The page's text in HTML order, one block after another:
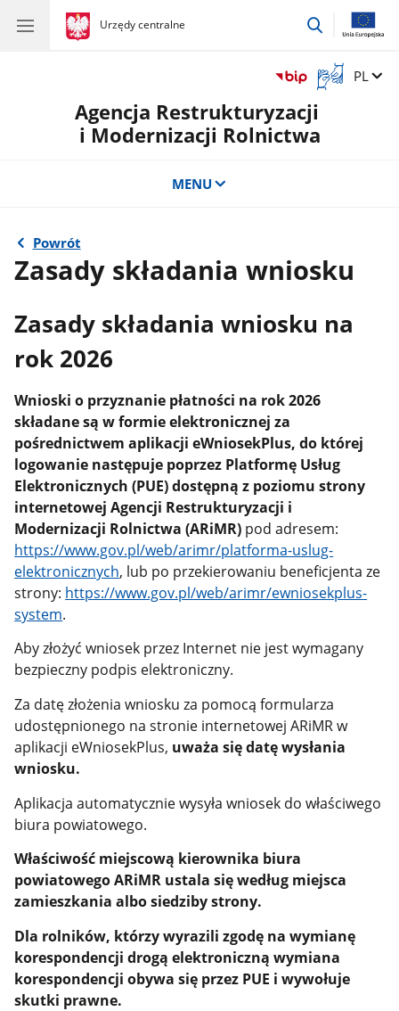
gov.pl
Urzędy centralne
gov.pl
Urzędy
przejdź
Otwórz
okno
z
tłumaczem
Zmień
PL
Agencja Restrukturyzacji
i Modernizacji Rolnictwa
MENU
Powrót
Zasady składania wniosku
Zasady składania wniosku na
rok 2026
Wnioski o przyznanie płatności na rok 2026
składane są w formie elektronicznej za
pośrednictwem aplikacji eWniosekPlus, do której
logowanie następuje poprzez Platformę Usług
Elektronicznych (PUE) dostępną z poziomu strony
internetowej Agencji Restrukturyzacji i
Modernizacji Rolnictwa (ARiMR) pod adresem:
https://www.gov.pl/web/arimr/platforma-uslug-
elektronicznych, lub po przekierowaniu beneficjenta ze
strony: https://www.gov.pl/web/arimr/ewniosekplus-
system.
Aby złożyć wniosek przez Internet nie jest wymagany
bezpieczny podpis elektroniczny.
Za datę złożenia wniosku za pomocą formularza
udostępnionego na stronie internetowej ARiMR w
aplikacji eWniosekPlus, uważa się datę wysłania
wniosku.
Aplikacja automatycznie wysyła wniosek do właściwego
biura powiatowego.
Właściwość miejscową kierownika biura
powiatowego ARiMR ustala się według miejsca
zamieszkania albo siedziby strony.
Dla rolników, którzy wyrazili zgodę na wymianę
korespondencji drogą elektroniczną wymiana
korespondencji obywa się przez PUE i wywołuje
skutki prawne.